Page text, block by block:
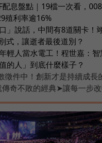
配息盤點｜19檔一次看，
殖利率逾16%
」說話，中間有8道關卡！
式，讓逝者最後道別？
輕人當水電工！程世嘉：
的人」到底什麼樣子？
徵件中！創新才是持續成長
奇不敗的經典➤讓每一步